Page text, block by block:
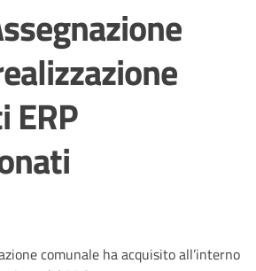
comunale ha acquisito all’interno